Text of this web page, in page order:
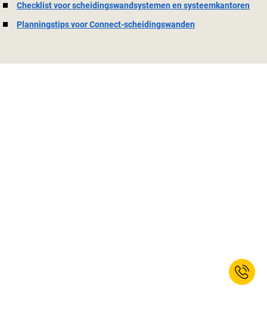
Checklist voor scheidingswandsystemen en systeemkantoren
Planningstips voor Connect-scheidingswanden